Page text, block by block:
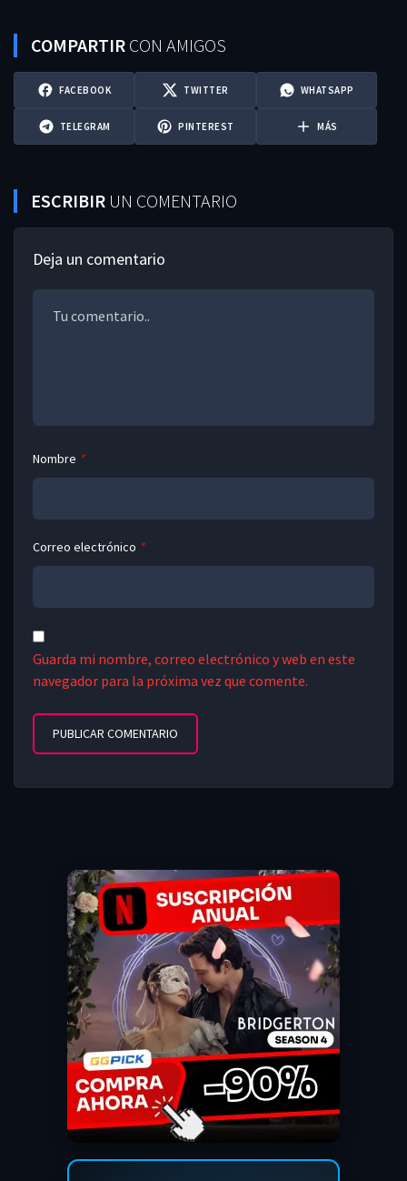
COMPARTIR CON AMIGOS
FACEBOOK TWITTER WHATSAPP
TELEGRAM PINTEREST MÁS
ESCRIBIR UN COMENTARIO
Deja un comentario
Nombre *
Correo electrónico *
Guarda mi nombre, correo electrónico y web en este
navegador para la próxima vez que comente.